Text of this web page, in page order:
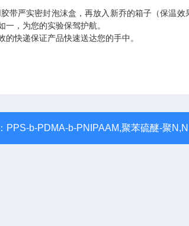
带严实密封泡沫盒，再放入新乔的箱子（保温效
，为您的实验保驾护航。
快递保证产品快速送达您的手中。
PPS-b-PDMA-b-PNIPAAM,聚苯硫醚-聚N,N-二甲基丙烯酰胺共聚物